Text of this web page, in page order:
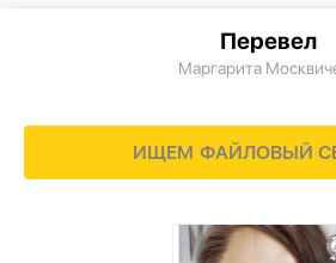
Перевел
Маргарита
ИЩЕМ ФАЙЛОВЫЙ